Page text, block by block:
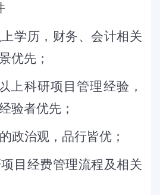
学历，财务、会计相关
优先；
上科研项目管理经验，
验者优先；
政治观，品行皆优；
目经费管理流程及相关